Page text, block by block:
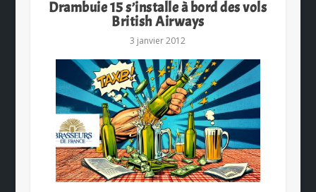
Drambuie 15 s’installe à bord des vols
British Airways
3 janvier 2012